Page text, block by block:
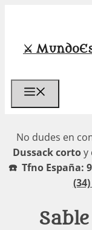
contenido
⚔️
No dudes en
Dussack cortoy
☎️ Tfno España: